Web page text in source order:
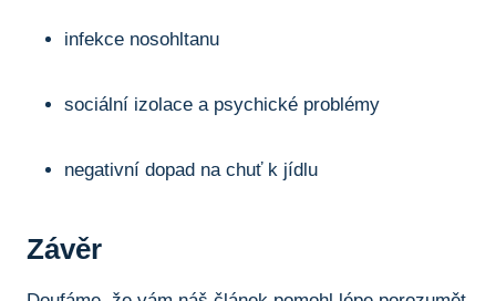
infekce nosohltanu
sociální ‌izolace a⁤ psychické problémy
negativní dopad na⁤ chuť k jídlu
Závěr